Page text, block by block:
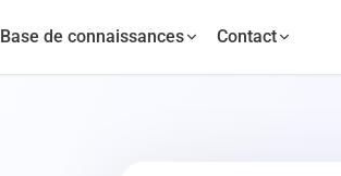
Base de connaissances Contact